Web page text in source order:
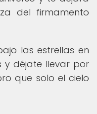
del firmamento
las estrellas en
y déjate llevar por
que solo el cielo